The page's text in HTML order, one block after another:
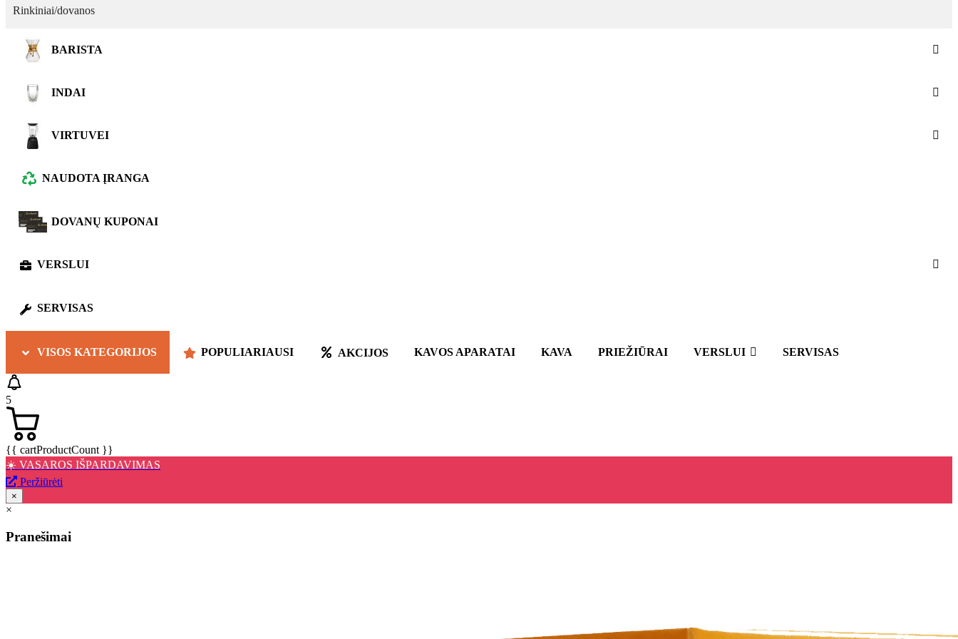
Rinkiniai/dovanos
BARISTA
INDAI
VIRTUVEI
NAUDOTA ĮRANGA
DOVANŲ KUPONAI
VERSLUI
SERVISAS
VISOS KATEGORIJOS POPULIARIAUSI AKCIJOS KAVOS APARATAI KAVA PRIEŽIŪRAI VERSLUI SERVISAS
5
{{ cartProductCount }}
☀️ VASAROS IŠPARDAVIMAS
Peržiūrėti
×
×
Pranešimai